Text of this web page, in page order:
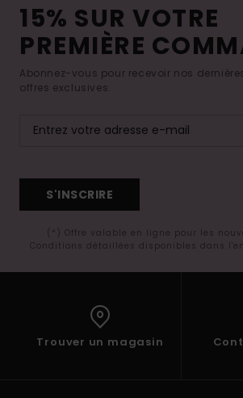
15% SUR VOTRE
PREMIÈRE
Abonnez-vous pour recevoir nos
offres exclusives.
S'INSCRIRE
(*) Offre valable en ligne pour les
Conditions détaillées disponibles dans
Trouver un magasin